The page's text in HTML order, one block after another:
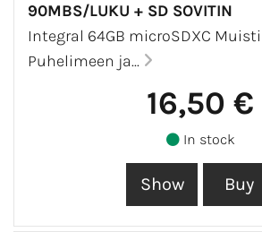
90MBS/LUKU + SD SOVITIN
Integral 64GB microSDXC
Puhelimeen ja...
16,50 €
In stock